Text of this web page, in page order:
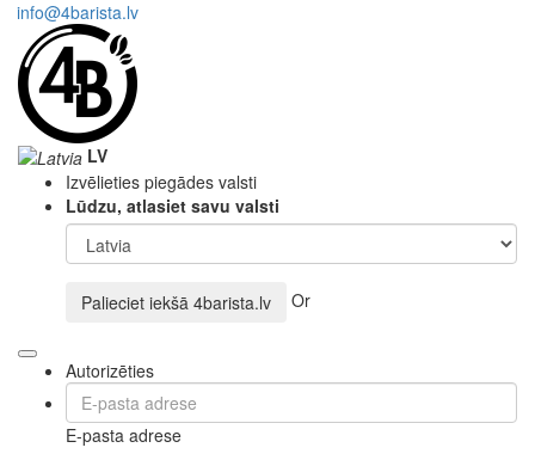
info@4barista.lv
LV
Izvēlieties piegādes valsti
Lūdzu, atlasiet savu valsti
Palieciet iekšā 4barista.lv Or
Autorizēties
E-pasta adrese